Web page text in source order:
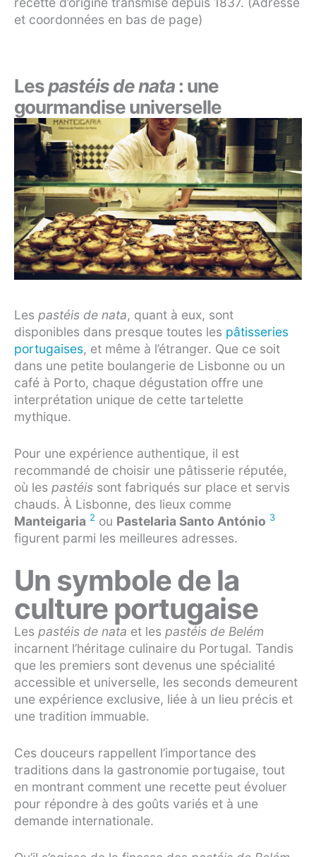
et coordonnées en bas de page)
Lespastéis de nata: une
gourmandise universelle
Les pastéis de nata, quant à eux, sont
disponibles dans presque toutes les pâtisseries
portugaises, et même à l’étranger. Que ce soit
dans une petite boulangerie de Lisbonne ou un
café à Porto, chaque dégustation offre une
interprétation unique de cette tartelette
mythique.
Pour une expérience authentique, il est
recommandé de choisir une pâtisserie réputée,
où les pastéis sont fabriqués sur place et servis
chauds. À Lisbonne, des lieux comme
Manteigaria 2 ou Pastelaria Santo António 3
figurent parmi les meilleures adresses.
Un symbole de la
culture portugaise
Les pastéis de nata et les pastéis de Belém
incarnent l’héritage culinaire du Portugal. Tandis
que les premiers sont devenus une spécialité
accessible et universelle, les seconds demeurent
une expérience exclusive, liée à un lieu précis et
une tradition immuable.
Ces douceurs rappellent l’importance des
traditions dans la gastronomie portugaise, tout
en montrant comment une recette peut évoluer
pour répondre à des goûts variés et à une
demande internationale.